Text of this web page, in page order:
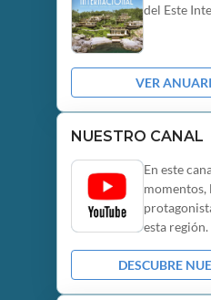
del Este
VER
NUESTRO CANAL
En este
momentos,
esta región.
DESCUBRE